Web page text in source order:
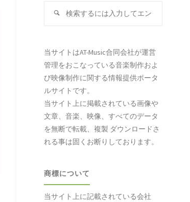
検
当サイトはAT-Music合同会社が運営
管理をおこなっている音楽制作およ
び映像制作に関する情報提供ポータ
ルサイトです。
当サイト上に掲載されている画像や
文章、音楽、映像、すべてのデータ
を無断で転載、複製 ダウンロードさ
れる事は固くお断りしております。
商標について
当サイト上に記載されている会社